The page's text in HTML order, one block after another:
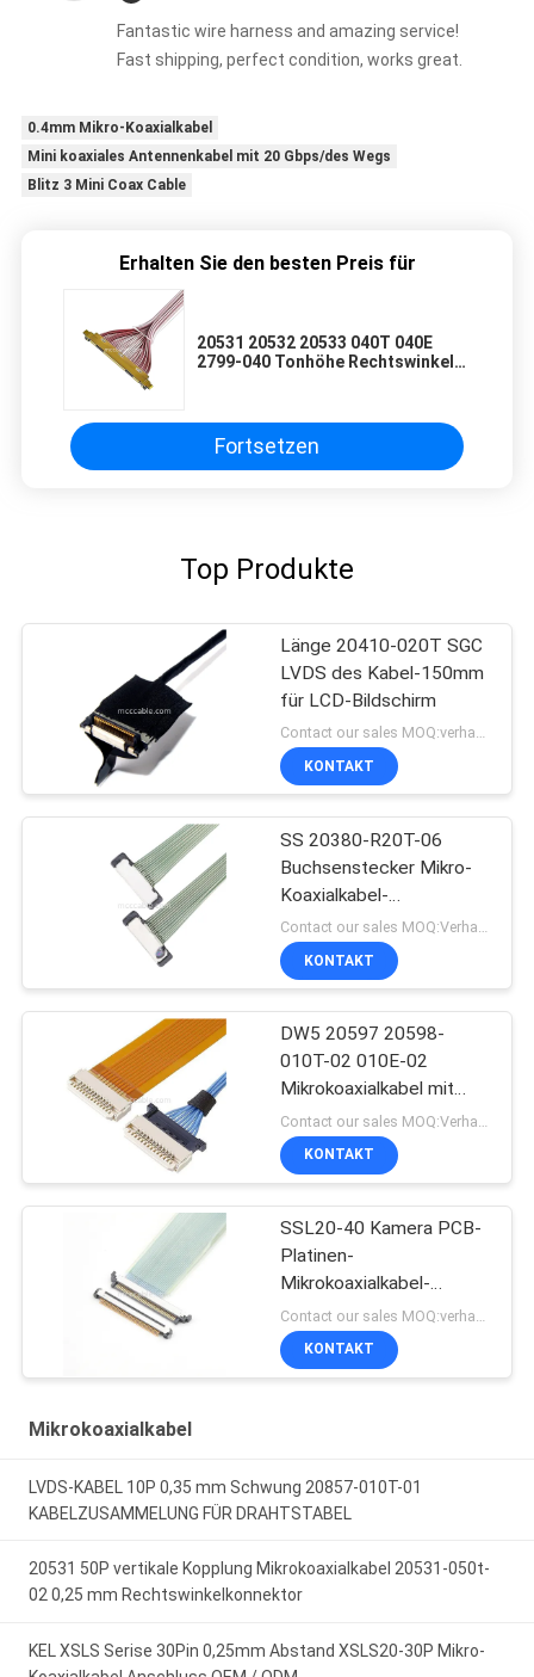
Fantastic wire harness and amazing service!
Fast shipping, perfect condition, works great.
0.4mm Mikro-Koaxialkabel
Mini koaxiales Antennenkabel mit 20 Gbps/des Wegs
Blitz 3 Mini Coax Cable
Erhalten Sie den besten Preis für
20531 20532 20533 040T 040E
2799-040 Tonhöhe Rechtswinkel
Fortsetzen
Top Produkte
Länge 20410-020T SGC
LVDS des Kabel-150mm
für LCD-Bildschirm
Contact our sales MOQ:verhandelbar
KONTAKT
SS 20380-R20T-06
Buchsenstecker Mikro-
Koaxialkabel-
Steckverbinder
Contact our sales MOQ:Verhandelbar
KONTAKT
DW5 20597 20598-
010T-02 010E-02
Mikrokoaxialkabel mit
Stecker
KONTAKT
SSL20-40 Kamera PCB-
Platinen-
Mikrokoaxialkabel-
Steckverbinder
KONTAKT
Mikrokoaxialkabel
LVDS-KABEL 10P 0,35 mm Schwung 20857-010T-01
KABELZUSAMMELUNG FÜR DRAHTSTABEL
20531 50P vertikale Kopplung Mikrokoaxialkabel 20531-050t-
02 0,25 mm Rechtswinkelkonnektor
KEL XSLS Serise 30Pin 0,25mm Abstand XSLS20-30P Mikro-